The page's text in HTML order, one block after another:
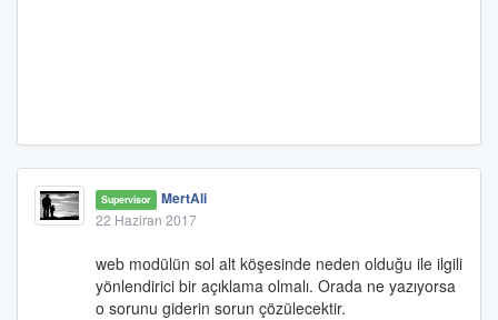
Supervisor MertAli
22 Haziran 2017
web modülün sol alt köşesinde neden olduğu ile ilgili
yönlendirici bir açıklama olmalı. Orada ne yazıyorsa
o sorunu giderin sorun çözülecektir.